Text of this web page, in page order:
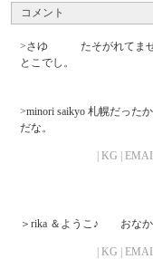
コメント
>さゆ たそがれてませ
とこでし。
>minori saikyo 札幌だった
だな。
| KG |
＞rika ＆ようこ♪ おなか
| KG |